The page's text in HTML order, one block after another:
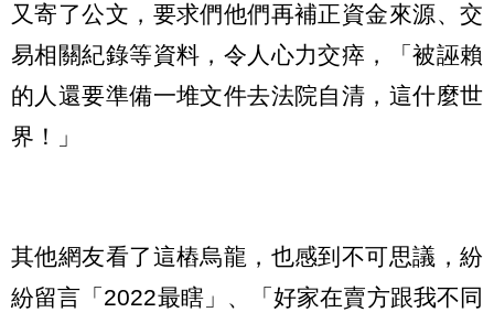
又寄了公文，要求們他們再補正資金來源、交
易相關紀錄等資料，令人心力交瘁，「被誣賴
的人還要準備一堆文件去法院自清，這什麼世
界！」
其他網友看了這樁烏龍，也感到不可思議，紛
紛留言「2022最瞎」、「好家在賣方跟我不同